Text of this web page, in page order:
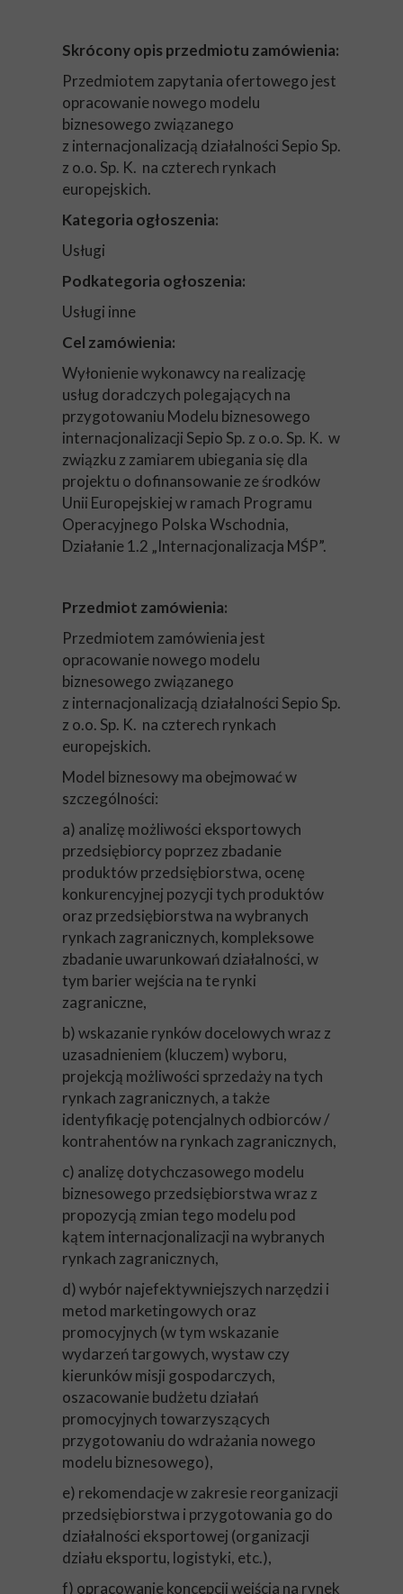
Skrócony opis przedmiotu zamówienia:
Przedmiotem zapytania ofertowego jest
opracowanie nowego modelu
biznesowego związanego
z internacjonalizacją działalności Sepio Sp.
z o.o. Sp. K. na czterech rynkach
europejskich.
Kategoria ogłoszenia:
Usługi
Podkategoria ogłoszenia:
Usługi inne
Cel zamówienia:
Wyłonienie wykonawcy na realizację
usług doradczych polegających na
przygotowaniu Modelu biznesowego
internacjonalizacji Sepio Sp. z o.o. Sp. K. w
związku z zamiarem ubiegania się dla
projektu o dofinansowanie ze środków
Unii Europejskiej w ramach Programu
Operacyjnego Polska Wschodnia,
Działanie 1.2 „Internacjonalizacja MŚP”.
Przedmiot zamówienia:
Przedmiotem zamówienia jest
opracowanie nowego modelu
biznesowego związanego
z internacjonalizacją działalności Sepio Sp.
z o.o. Sp. K. na czterech rynkach
europejskich.
Model biznesowy ma obejmować w
szczególności:
a) analizę możliwości eksportowych
przedsiębiorcy poprzez zbadanie
produktów przedsiębiorstwa, ocenę
konkurencyjnej pozycji tych produktów
oraz przedsiębiorstwa na wybranych
rynkach zagranicznych, kompleksowe
zbadanie uwarunkowań działalności, w
tym barier wejścia na te rynki
zagraniczne,
b) wskazanie rynków docelowych wraz z
uzasadnieniem (kluczem) wyboru,
projekcją możliwości sprzedaży na tych
rynkach zagranicznych, a także
identyfikację potencjalnych odbiorców /
kontrahentów na rynkach zagranicznych,
c) analizę dotychczasowego modelu
biznesowego przedsiębiorstwa wraz z
propozycją zmian tego modelu pod
kątem internacjonalizacji na wybranych
rynkach zagranicznych,
d) wybór najefektywniejszych narzędzi i
metod marketingowych oraz
promocyjnych (w tym wskazanie
wydarzeń targowych, wystaw czy
kierunków misji gospodarczych,
oszacowanie budżetu działań
promocyjnych towarzyszących
przygotowaniu do wdrażania nowego
modelu biznesowego),
e) rekomendacje w zakresie reorganizacji
przedsiębiorstwa i przygotowania go do
działalności eksportowej (organizacji
działu eksportu, logistyki, etc.),
f) opracowanie koncepcji wejścia na rynek